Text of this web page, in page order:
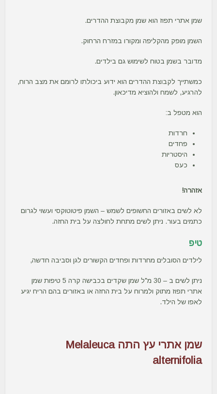
שמן אתרי תפוז הוא שמן מקבוצת ההדרים.
השמן מופק מהקליפה ומקורו במזרח הרחוק.
מדובר בשמן בטוח לשימוש גם בילדים.
כמשתייך לקבוצת ההדרים הוא ידוע ביכולתו לרומם את מצב הרוח,
להרגיע, לשמח ולהוציא מדיכאון.
הוא מטפל ב:
חרדות
פחדים
היסטריות
כעס
אזהרה!
לא לשים באזורים החשופים לשמש – השמן פיטוטוקסי ועשוי לגרום
כתמים בעור. ניתן לשים מתחת לחולצה על בית החזה.
טיפ
לילדים הסובלים מחרדות ופחדים הקשורים לגן וסביבה חדשה,
ניתן לשים ב – 30 מ"ל שמן שקדים בכבישה קרה 5 טיפות שמן
אתרי תפוז מתוק ולמרוח על בית החזה או באזורים בהם הריח יגיע
לאפו של הילד.
שמן אתרי עץ התה Melaleuca
alternifolia